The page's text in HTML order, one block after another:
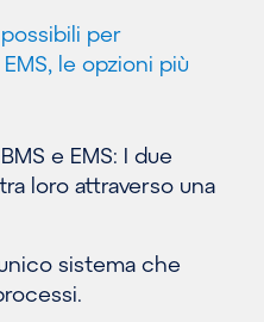
per
le opzioni più
e EMS: I due
loro attraverso una
sistema che